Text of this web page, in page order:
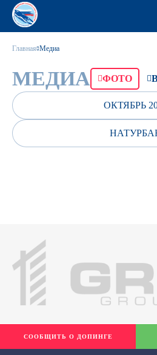
Главная Медиа
МЕДИА ФОТО
ОКТЯБРЬ
СООБЩИТЬ О ДОПИНГЕ